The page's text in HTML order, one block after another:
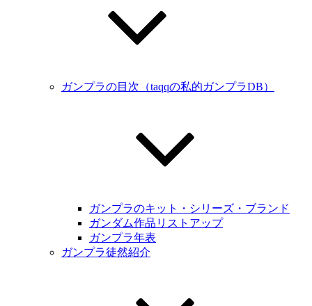
ガンプラの目次（taqqの私的ガンプラDB）
ガンプラのキット・シリーズ・ブランド
ガンダム作品リストアップ
ガンプラ年表
ガンプラ徒然紹介